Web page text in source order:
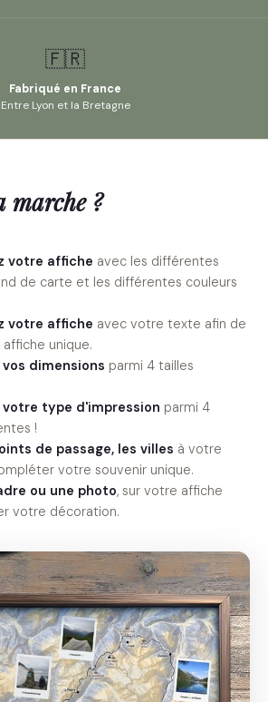
🇫🇷
Fabriqué en France
Entre Lyon et la Bretagne
marche ?
votre affiche avec les différentes
de carte et les différentes couleurs
votre affiche avec votre texte afin de
unique.
dimensions parmi 4 tailles
type d'impression parmi 4
!
de passage, les villes à votre
votre souvenir unique.
ou une photo, sur votre affiche
votre décoration.